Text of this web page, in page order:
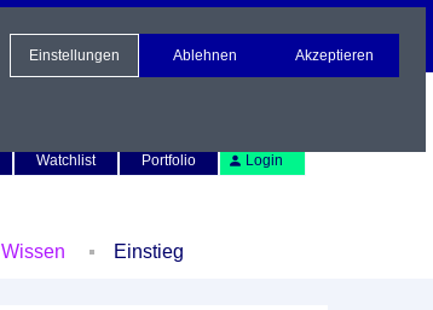
Watchlist Portfolio Login
Wissen Einstieg
Einstellungen Ablehnen Akzeptieren